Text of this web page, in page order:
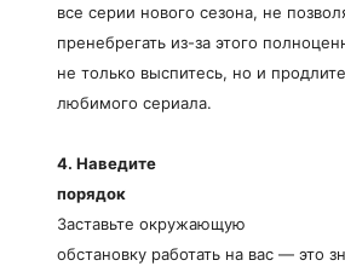
все серии нового сезона, не
пренебрегать из-за этого
не только выспитесь, но и
любимого сериала.
4. Наведите
порядок
Заставьте окружающую
обстановку работать на вас — это